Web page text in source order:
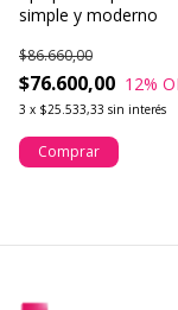
simple y moderno
$76.600,00
$86.660,00
12%
3 x $25.533,33 sin interés
Comprar